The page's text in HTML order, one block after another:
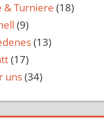
& Turniere (18)
(9)
(13)
(17)
uns(34)